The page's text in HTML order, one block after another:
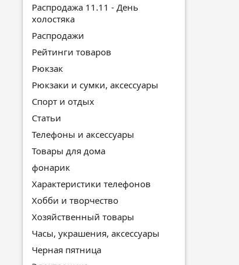
Распродажа 11.11 - День
холостяка
Распродажи
Рейтинги товаров
Рюкзак
Рюкзаки и сумки, аксессуары
Спорт и отдых
Статьи
Телефоны и аксессуары
Товары для дома
фонарик
Характеристики телефонов
Хобби и творчество
Хозяйственный товары
Часы, украшения, аксессуары
Черная пятница